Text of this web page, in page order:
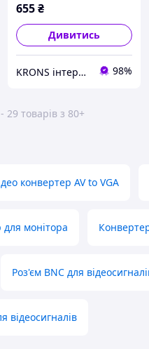
655₴
Дивитись
KRONS інтернет-магазин 98%
29 товарів з 80+
конвертер AV to VGA
монітора
Роз'єм BNC для
відеосигналів